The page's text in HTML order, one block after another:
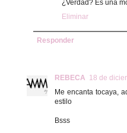
¿Verdad? Es una
Eliminar
Responder
REBECA 18 de
Me encanta tocaya,
estilo
Bsss